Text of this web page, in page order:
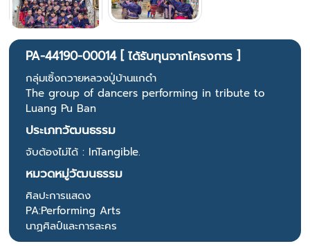
PA-44190-00014 [ ได้รับทุนจากโครงการ ]
กลุ่มเซิ้งถวายหลวงปู่บ้านแกดำ
The group of dancers performing in tribute to
Luang Pu Ban
ประเภทวัฒนธรรม
จับต้องไม่ได้ : InTangible.
หมวดหมู่วัฒนธรรม
ศิลปะการแสดง
PA:Performing Arts
นาฏศิลป์และการละคร